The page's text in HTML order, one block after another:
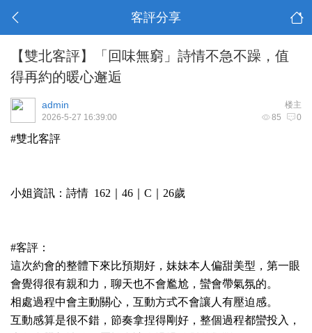
客評分享
【雙北客評】「回味無窮」詩情不急不躁，值
得再約的暖心邂逅
楼主
admin
85 0
2026-5-27 16:39:00
#雙北客評
小姐資訊：詩情 162｜46｜C｜26歲
#客評：
這次約會的整體下來比預期好，妹妹本人偏甜美型，第一眼
會覺得很有親和力，聊天也不會尷尬，蠻會帶氣氛的。
相處過程中會主動關心，互動方式不會讓人有壓迫感。
互動感算是很不錯，節奏拿捏得剛好，整個過程都蠻投入，